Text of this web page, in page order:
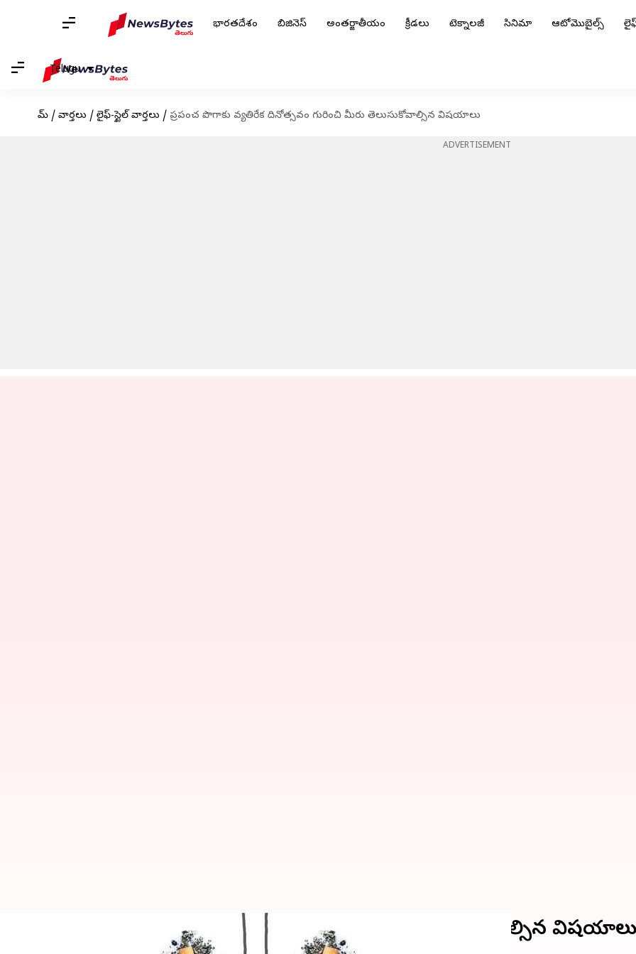
భారతదేశం బిజినెస్ అంతర్జాతీయం క్రీడలు టెక్నాలజీ సినిమా ఆటోమొబైల్స్
Telugu
హోమ్ / వార్తలు / లైఫ్-స్టైల్ వార్తలు / ప్రపంచ పొగాకు వ్యతిరేక దినోత్సవం గురించి మీరు తెలుసుకోవాల్సిన విషయాలు
ADVERTISEMENT
ప్రపంచ పొగాకు వ్యతిరేక దినోత్సవం గురించి మీరు తెలుసుకోవాల్సిన